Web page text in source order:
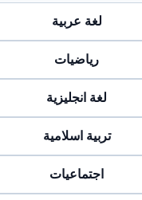
لغة عربية
رياضيات
لغة انجليزية
تربية اسلامية
اجتماعيات